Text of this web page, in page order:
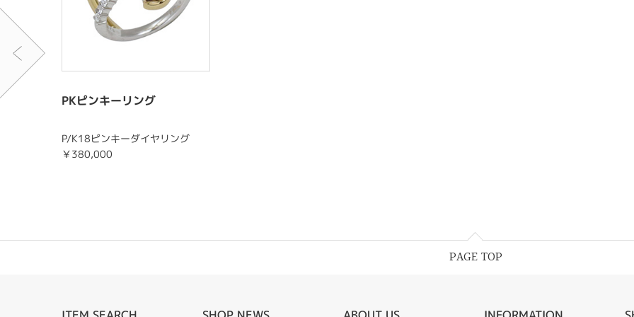
PKピンキーリング
P/K18ピンキーダイヤリング
￥380,000
PAGE TOP